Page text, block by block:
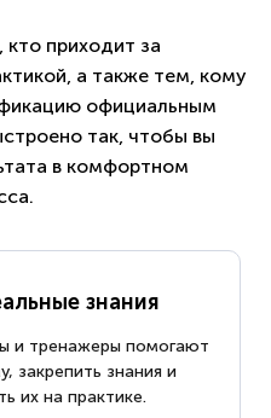
приходит за
а также тем, кому
официальным
так, чтобы вы
в комфортном
знания
и тренажеры помогают
закрепить знания и
их на практике.